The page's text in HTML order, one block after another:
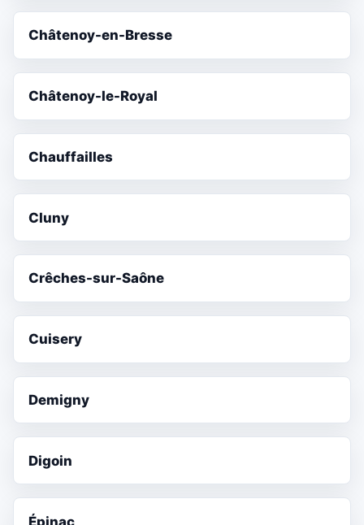
Châtenoy-en-Bresse
Châtenoy-le-Royal
Chauffailles
Cluny
Crêches-sur-Saône
Cuisery
Demigny
Digoin
Épinac